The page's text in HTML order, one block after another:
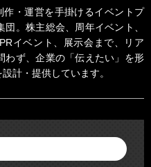
・運営を手掛けるイベントプ
。株主総会、周年イベント、
イベント、展示会まで、リア
わず、企業の「伝えたい」を形
計・提供しています。